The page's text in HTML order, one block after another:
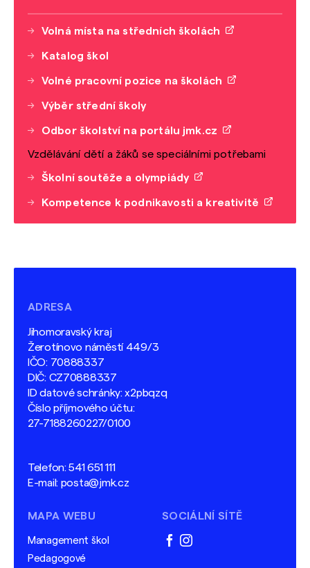
Volná místa na středních školách
Katalog škol
Volné pracovní pozice na školách
Výběr střední školy
Odbor školství na portálu jmk.cz
Vzdělávání dětí a žáků se speciálními potřebami
Školní soutěže a olympiády
Kompetence k podnikavosti a kreativitě
ADRESA
Jihomoravský kraj
Žerotínovo náměstí 449/3
IČO: 70888337
DIČ: CZ70888337
ID datové schránky: x2pbqzq
Číslo příjmového účtu:
27-7188260227/0100
Telefon:541 651 111
E-mail: posta@jmk.cz
MAPA WEBU
Management škol
Pedagogové
SOCIÁLNÍ SÍTĚ
facebook
instagram